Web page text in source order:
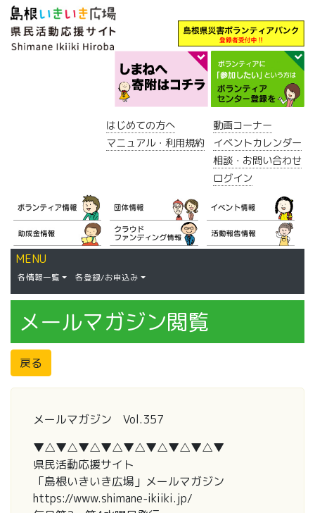
はじめての方へ
マニュアル・利用規約
動画コーナー
イベントカレンダー
相談・お問い合わせ
ログイン
MENU
各情報一覧 各登録/お申込み
メールマガジン閲覧
戻る
メールマガジン Vol.357
▼△▼△▼△▼△▼△▼△▼△▼△▼
県民活動応援サイト
「島根いきいき広場」メールマガジン
https://www.shimane-ikiiki.jp/